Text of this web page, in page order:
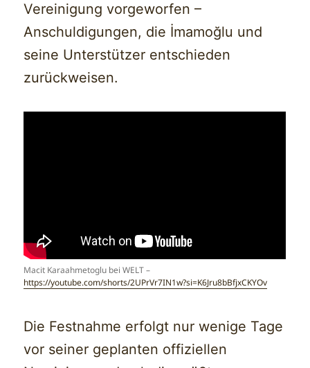
Vereinigung vorgeworfen –
Anschuldigungen, die İmamoğlu und
seine Unterstützer entschieden
zurückweisen.
Macit Karaahmetoglu bei WELT –
https://youtube.com/shorts/2UPrVr7IN1w?si=K6Jru8bBfjxCKYOv
Die Festnahme erfolgt nur wenige Tage
vor seiner geplanten offiziellen